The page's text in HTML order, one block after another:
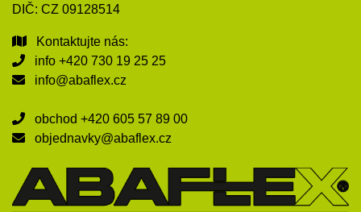
DIČ: CZ 09128514
Kontaktujte nás:
info +420 730 19 25 25
info@abaflex.cz
obchod +420 605 57 89 00
objednavky@abaflex.cz